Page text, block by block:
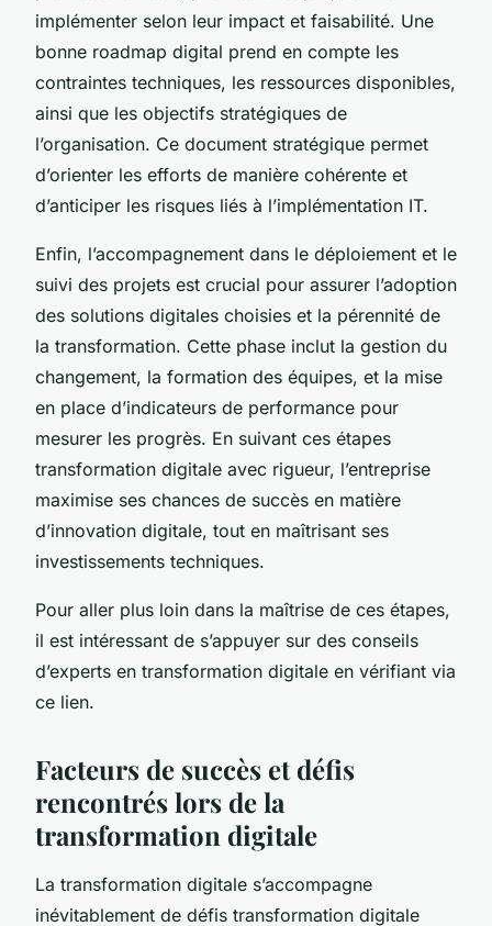
implémenter selon leur impact et faisabilité. Une
bonne roadmap digital prend en compte les
contraintes techniques, les ressources disponibles,
ainsi que les objectifs stratégiques de
l’organisation. Ce document stratégique permet
d’orienter les efforts de manière cohérente et
d’anticiper les risques liés à l’implémentation IT.
Enfin, l’accompagnement dans le déploiement et le
suivi des projets est crucial pour assurer l’adoption
des solutions digitales choisies et la pérennité de
la transformation. Cette phase inclut la gestion du
changement, la formation des équipes, et la mise
en place d’indicateurs de performance pour
mesurer les progrès. En suivant ces étapes
transformation digitale avec rigueur, l’entreprise
maximise ses chances de succès en matière
d’innovation digitale, tout en maîtrisant ses
investissements techniques.
Pour aller plus loin dans la maîtrise de ces étapes,
il est intéressant de s’appuyer sur des conseils
d’experts en transformation digitale en vérifiant via
ce lien.
Facteurs de succès et défis
rencontrés lors de la
transformation digitale
La transformation digitale s’accompagne
inévitablement de défis transformation digitale